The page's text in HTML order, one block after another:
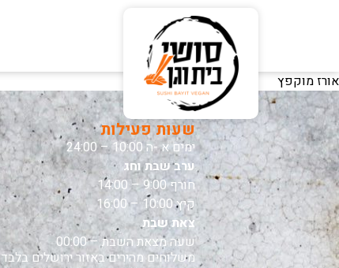
אורז מוקפץ
שעות פעילות
ימים א -ה 10:00 – 24:00
ערב שבת וחג
חורף 9:00 – 14:00
קיץ 10:00 – 16:00
צאת שבת
שעה מצאת השבת – 00:00
משלוחים מהירים באזור ירושלים בלבד